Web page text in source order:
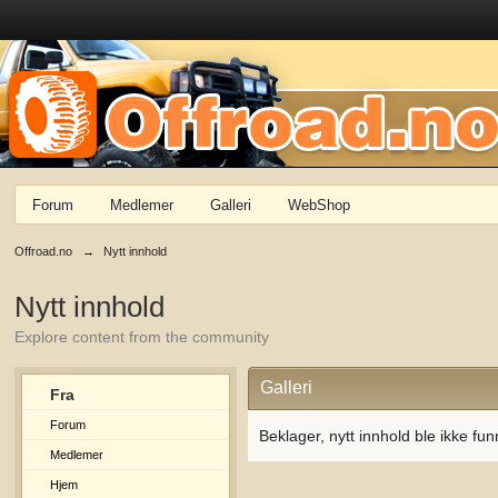
Forum Medlemer Galleri WebShop
Offroad.no → Nytt innhold
Nytt innhold
Explore content from the community
Fra
Forum
Medlemer
Hjem
Galleri
Beklager, nytt innhold ble ikke